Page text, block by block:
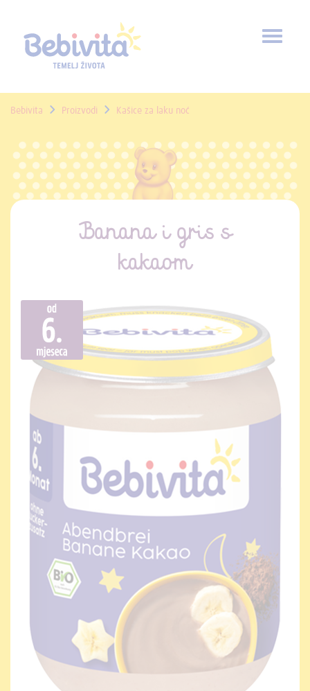
Toggle
Bebivita Proizvodi Kašice za laku noć
Banana i gris s
kakaom